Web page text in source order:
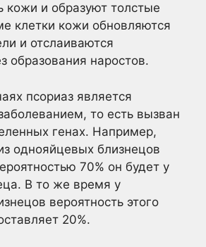
кожи и образуют толстые
клетки кожи обновляются
и отслаиваются
образования наростов.
псориаз является
то есть вызван
генах. Например,
однояйцевых близнецов
70% он будет у
В то же время у
вероятность этого
20%.